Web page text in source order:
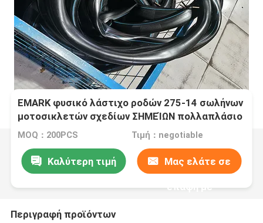
EMARK φυσικό λάστιχο ροδών 275-14 σωλήνων
μοτοσικλετών σχεδίων ΣΗΜΕΊΩΝ πολλαπλάσιο
MOQ：200PCS Τιμή：negotiable
Καλύτερη τιμή Μας ελάτε σε
επαφή με
Περιγραφή προϊόντων